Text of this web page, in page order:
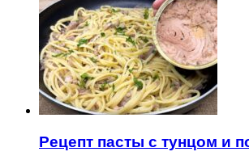
Рецепт пасты с тунцом и